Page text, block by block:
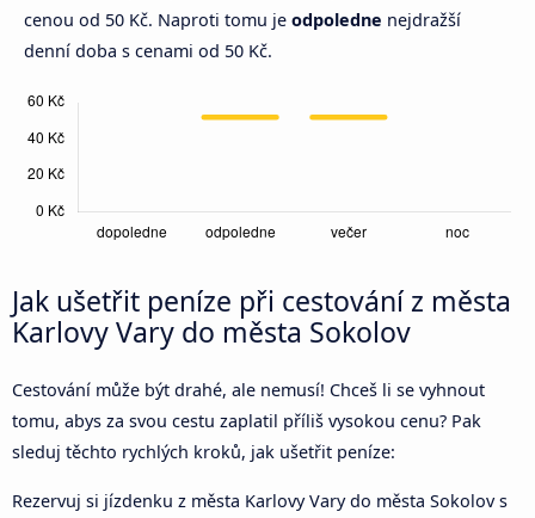
cenou od 50 Kč. Naproti tomu je odpoledne nejdražší
denní doba s cenami od 50 Kč.
Jak ušetřit peníze při cestování z města
Karlovy Vary do města Sokolov
Cestování může být drahé, ale nemusí! Chceš li se vyhnout
tomu, abys za svou cestu zaplatil příliš vysokou cenu? Pak
sleduj těchto rychlých kroků, jak ušetřit peníze:
Rezervuj si jízdenku z města Karlovy Vary do města Sokolov s